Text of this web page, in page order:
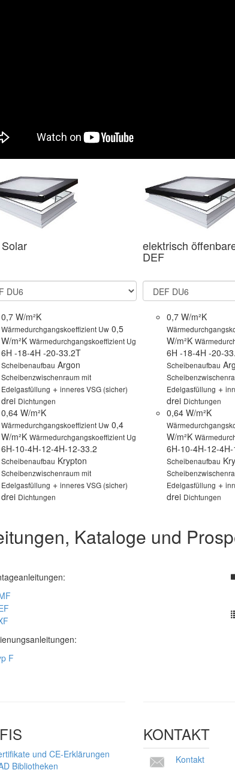
0,7 W/m²K
Wärmedurchgangskoeffizient Uw 0,5
W/m²K Wärmedurchgangskoeffizient Ug
6H -18-4H -20-33.2T
Scheibenaufbau Argon
Scheibenzwischenraum mit
Edelgasfüllung + inneres VSG (sicher)
drei Dichtungen
0,64 W/m²K
Wärmedurchgangskoeffizient Uw 0,4
W/m²K Wärmedurchgangskoeffizient Ug
6H-10-4H-12-4H-12-33.2
Scheibenaufbau Krypton
Scheibenzwischenraum mit
Edelgasfüllung + inneres VSG (sicher)
drei Dichtungen
elektrisch
DEF
0,7 W/m²K
W/m²K
6H -18-4H -20-
Scheibenaufbau
Edelgasfüllung +
drei Dichtungen
0,64 W/m²K
W/m²K
6H-10-4H-12-
Scheibenaufbau
Edelgasfüllung +
drei Dichtungen
Kataloge und
F
und CE-Erklärungen
Bibliotheken
KONTAKT
Kontakt